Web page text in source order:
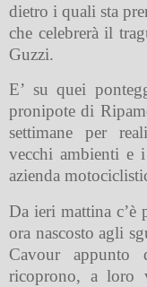
dietro i quali sta
che celebrerà il
Guzzi.
E’ su quei
pronipote di
settimane per
vecchi ambienti e
azienda
Da ieri mattina c’è
ora nascosto agli
Cavour
ricoprono, a loro